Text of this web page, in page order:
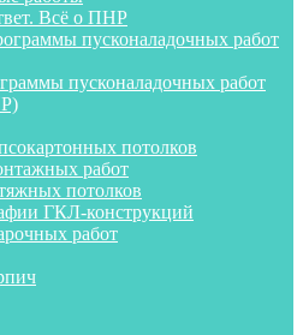
Всё о ПНР
пусконаладочных работ
пусконаладочных работ
потолков
работ
потолков
ГКЛ-конструкций
работ